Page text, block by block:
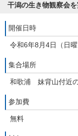
干潟の生き物観察会を
開催日時
令和6年8月4日（日
集合場所
和歌浦 妹背山付近
参加費
無料